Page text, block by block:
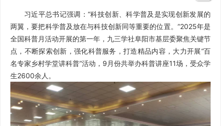
习近平总书记强调：“科技创新、科学普及是实现创新发展的
两翼，要把科学普及放在与科技创新同等重要的位置。”2025年是
全国科普月活动开展的第一年，九三学社阜阳市基层委聚焦关键节
点，不断探索创新，强化科普服务，打造精品内容，大力开展“百
名专家乡村学堂讲科普”活动，9月份共举办科普讲座11场，受众学
生2600余人。